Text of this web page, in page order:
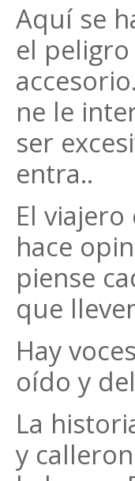
Aquí se
el
ne le
ser
entra..
El
hace
piense
que
Hay
oído y
La
y